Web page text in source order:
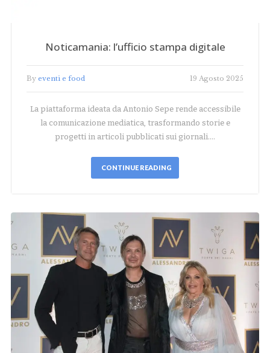
Noticamania: l’ufficio stampa digitale
By eventi e food 19 Agosto 2025
La piattaforma ideata da Antonio Sepe rende accessibile
la comunicazione mediatica, trasformando storie e
progetti in articoli pubblicati sui giornali.…
CONTINUE READING